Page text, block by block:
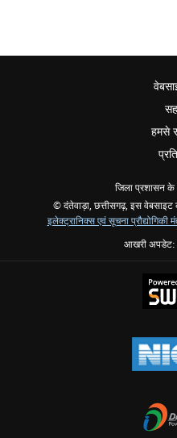
हमसे
जिला प्रशासन के
© दंतेवाड़ा, छत्तीसगढ़, इस वेबसाइट
इलेक्ट्रानिक्स एवं सूचना प्रौद्योगिकी
आखरी अपडेट: